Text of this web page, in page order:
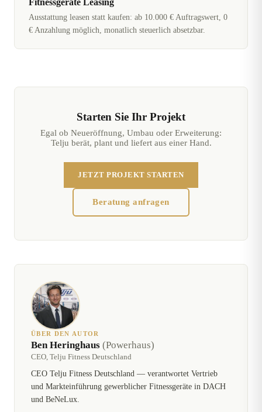
Fitnessgeräte Leasing
Ausstattung leasen statt kaufen: ab 10.000 € Auftragswert, 0
€ Anzahlung möglich, monatlich steuerlich absetzbar.
Starten Sie Ihr Projekt
Egal ob Neueröffnung, Umbau oder Erweiterung:
Telju berät, plant und liefert aus einer Hand.
JETZT PROJEKT STARTEN
Beratung anfragen
ÜBER DEN AUTOR
Ben Heringhaus (Powerhaus)
CEO, Telju Fitness Deutschland
CEO Telju Fitness Deutschland — verantwortet Vertrieb
und Markteinführung gewerblicher Fitnessgeräte in DACH
und BeNeLux.